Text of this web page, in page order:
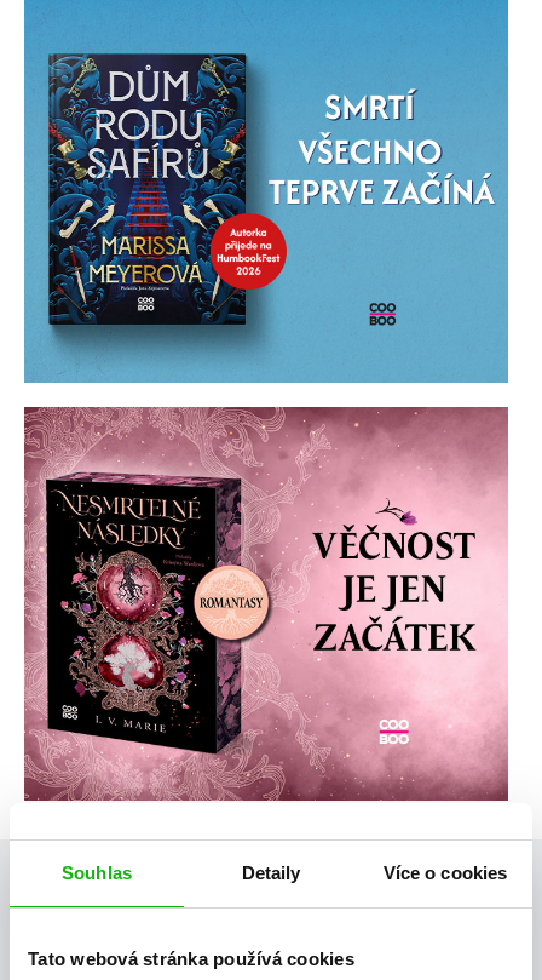
Souhlas Detaily Více o cookies
Tato webová stránka používá cookies
Posty, které by tě mohly zajímat